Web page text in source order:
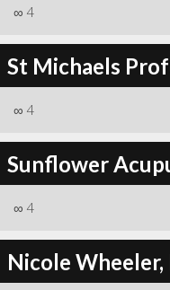
∞ 4
St Michaels
∞ 4
Sunflower
∞ 4
Nicole Wheeler,